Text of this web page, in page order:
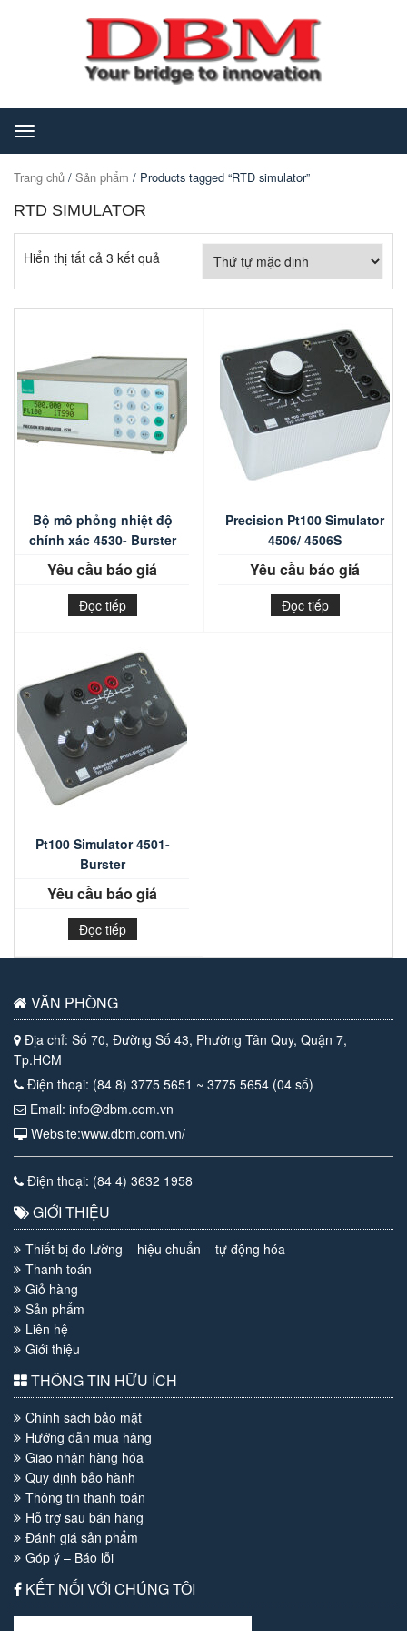
Toggle
navigation
Trang chủ / Sản phẩm / Products tagged “RTD simulator”
RTD SIMULATOR
Hiển thị tất cả 3 kết quả
Bộ mô phỏng nhiệt độ
chính xác 4530- Burster
Yêu cầu báo giá
Đọc tiếp
Precision Pt100 Simulator
4506/ 4506S
Yêu cầu báo giá
Đọc tiếp
Pt100 Simulator 4501-
Burster
Yêu cầu báo giá
Đọc tiếp
VĂN PHÒNG
Địa chỉ: Số 70, Đường Số 43, Phường Tân Quy, Quận 7,
Tp.HCM
Điện thoại: (84 8) 3775 5651 ~ 3775 5654 (04 số)
Email: info@dbm.com.vn
Website:www.dbm.com.vn/
Điện thoại: (84 4) 3632 1958
GIỚI THIỆU
Thiết bị đo lường – hiệu chuẩn – tự động hóa
Thanh toán
Giỏ hàng
Sản phẩm
Liên hệ
Giới thiệu
THÔNG TIN HỮU ÍCH
Chính sách bảo mật
Hướng dẫn mua hàng
Giao nhận hàng hóa
Quy định bảo hành
Thông tin thanh toán
Hỗ trợ sau bán hàng
Đánh giá sản phẩm
Góp ý – Báo lỗi
KẾT NỐI VỚI CHÚNG TÔI